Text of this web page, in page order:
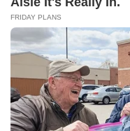
Nasional
Industri
Internasional
Energi
Finansial
Makro
Keuangan
Bursa
Korporasi